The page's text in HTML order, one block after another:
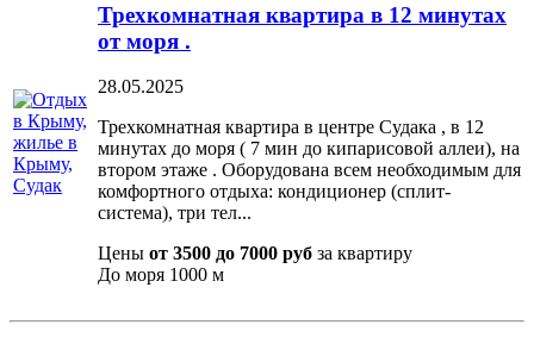
Трехкомнатная квартира в 12 минутах
от моря .
28.05.2025
Трехкомнатная квартира в центре Судака , в 12
минутах до моря ( 7 мин до кипарисовой аллеи), на
втором этаже . Оборудована всем необходимым для
комфортного отдыха: кондиционер (сплит-
система), три тел...
Цены от 3500 до 7000 руб за квартиру
До моря 1000 м